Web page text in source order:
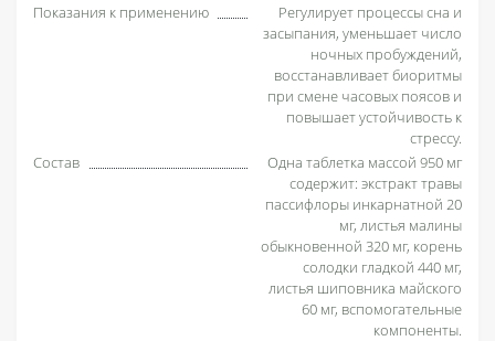
Показания к применению
Регулирует процессы сна и
засыпания, уменьшает число
ночных пробуждений,
восстанавливает биоритмы
при смене часовых поясов и
повышает устойчивость к
стрессу.
Состав
Одна таблетка массой 950 мг
содержит: экстракт травы
пассифлоры инкарнатной 20
мг, листья малины
обыкновенной 320 мг, корень
солодки гладкой 440 мг,
листья шиповника майского
60 мг, вспомогательные
компоненты.